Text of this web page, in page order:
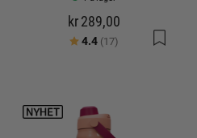
kr 289,00
Karakter:
4.4 (17) av 5 mulige